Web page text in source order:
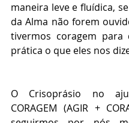
maneira leve e fluídica,
da Alma não forem
tivermos coragem para
prática o que eles nos
O Crisoprásio no
CORAGEM (AGIR +